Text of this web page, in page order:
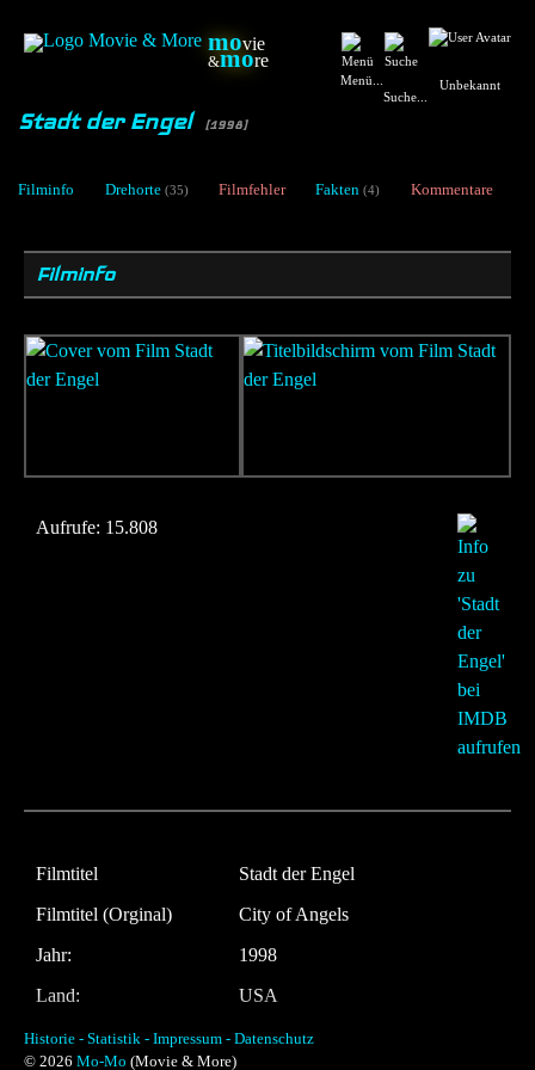
movie
&more
Menü...
Suche...
Unbekannt
Stadt der Engel [1998]
Filminfo Drehorte (35) Filmfehler Fakten (4) Kommentare
Filminfo
Aufrufe: 15.808
Filmtitel
Stadt der Engel
Filmtitel (Orginal)
City of Angels
Jahr:
1998
Land:
USA
Laufzeit:
110 Minuten
Historie - Statistik - Impressum - Datenschutz
© 2026 Mo-Mo (Movie & More)